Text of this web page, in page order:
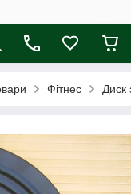
Фітнес Диск